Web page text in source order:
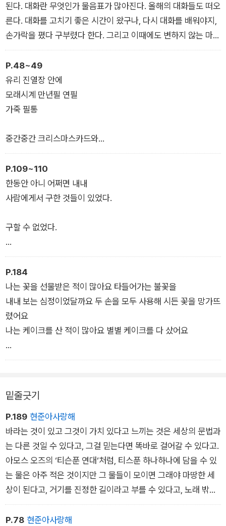
읽고서 깨끗해지셨으면. 노랑뿐인 은행잎처럼. 첫눈처럼. 첫얼음
처럼. 바람의 작은 알들처럼. 자꾸 뒤로 물러나주는 하늘처럼. 고
요한 손과 발처럼.
_작가의 말
된다. 대화란 무엇인가 물음표가 많아진다. 올해의 대화들도 떠오
른다. 대화를 고치기 좋은 시간이 왔구나, 다시 대화를 배워야지,
손가락을 폈다 구부렸다 한다. 그리고 이때에도 변하지 않는 마음
은, 다만 더 듣는 귀여야 했다는 것. 말과 말 사이 침묵을 더 놓고
싶었다는 것.
_11월 4일 「대화에 대하여」
P.48~49
유리 진열장 안에
모래시계 만년필 연필
가죽 필통
중간중간 크리스마스카드와
검은 사과 있었다
투명한 사과 있었다
초록 사과 있었다
맨 위 칸에 새가 있었다
아주 작은 빛을
아래로 아래로
알처럼 떨어뜨리고 있었다
_11월 7일 「백년도 더 된 아주 작은 동그라미 때문에」
P.109~110
한동안 아니 어쩌면 내내
사람에게서 구한 것들이 있었다.
구할 수 없었다.
그렇다면 그걸 신이라는 존재가 갖고 있을까.
내가 나를 구할 때만
신은 나타났다.
적어도 나는 그랬다.
내가 어려움을 겪지 않으면 신은 나타나지 않았다.
나도 모르는 문장이 떠올랐고 그 문장이 떠오르자
진정되었고 견딜 수 있었다.
그것이 신이라 부를 수 있는 순간이라면
나는 신을 만났을 것이다.
_11월 17일 「초겨울 울타리」
P.184
나는 꽃을 선물받은 적이 많아요 타들어가는 불꽃을
내내 보는 심정이었달까요 두 손을 모두 사용해 시든 꽃을 망가뜨
렸어요
나는 케이크를 산 적이 많아요 별별 케이크를 다 샀어요
종이 상자를 열면 서랍을 열면 방을 여는 것처럼
자꾸자꾸 번지는 메아리를
숫자 초 1이 꽂히는 장미 한 송이 모양의 케이크를
상상하면
성냥이 메아리에 불을 일으키면 열렬하게 귀가 빨개지면
구름이 덜컥 문을 열고 들어와요
내일은 엽서를 다 쓸 수 있다고 해요
마음을 햇빛에 내 말릴 수 있다고 해요
_11월 29일 「성냥이 불을 일으키면」
밑줄긋기
P.189 현준아사랑해
바라는 것이 있고 그것이 가치 있다고 느끼는 것은 세상의 문법과
는 다른 것일 수 있다고, 그걸 믿는다면 똑바로 걸어갈 수 있다고.
아모스 오즈의 ‘티슨푼 연대‘처럼, 티스푼 하나하나에 담을 수 있
는 물은 아주 적은 것이지만 그 물들이 모이면 그래야 마땅한 세
상이 된다고, 거기를 진정한 길이라고 부를 수 있다고, 노래 밖에
있는 존재들을 향한 열렬한 응원이다. 먼저 내미는 손이다.
P.78 현준아사랑해